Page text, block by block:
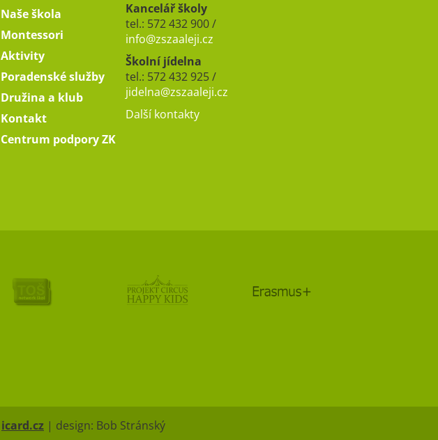
Naše škola
Montessori
Aktivity
Poradenské služby
Družina a klub
Kontakt
Centrum podpory ZK
Kancelář školy
tel.: 572 432 900 /
info@zszaaleji.cz
Školní jídelna
tel.: 572 432 925 /
jidelna@zszaaleji.cz
Další kontakty
icard.cz | design: Bob Stránský